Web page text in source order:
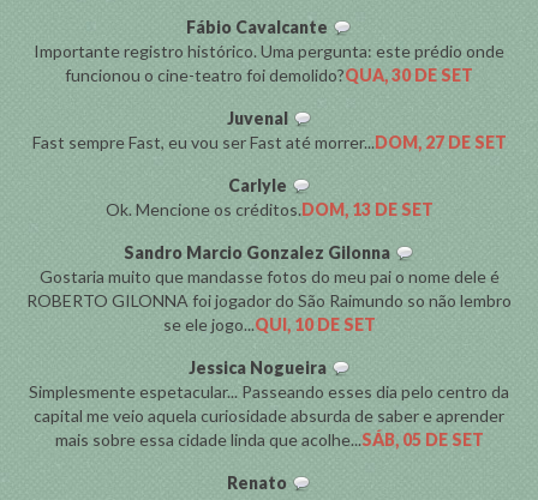
Fábio Cavalcante
Importante registro histórico. Uma pergunta: este prédio onde
funcionou o cine-teatro foi demolido?QUA, 30 DE SET
Juvenal
Fast sempre Fast, eu vou ser Fast até morrer...DOM, 27 DE SET
Carlyle
Ok. Mencione os créditos.DOM, 13 DE SET
Sandro Marcio Gonzalez Gilonna
Gostaria muito que mandasse fotos do meu pai o nome dele é
ROBERTO GILONNA foi jogador do São Raimundo so não lembro
se ele jogo...QUI, 10 DE SET
Jessica Nogueira
Simplesmente espetacular... Passeando esses dia pelo centro da
capital me veio aquela curiosidade absurda de saber e aprender
mais sobre essa cidade linda que acolhe...SÁB, 05 DE SET
Renato